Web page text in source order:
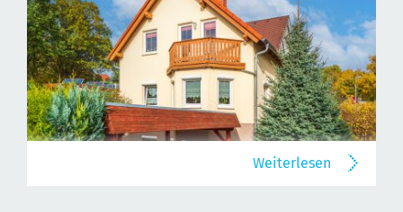
Weiterlesen